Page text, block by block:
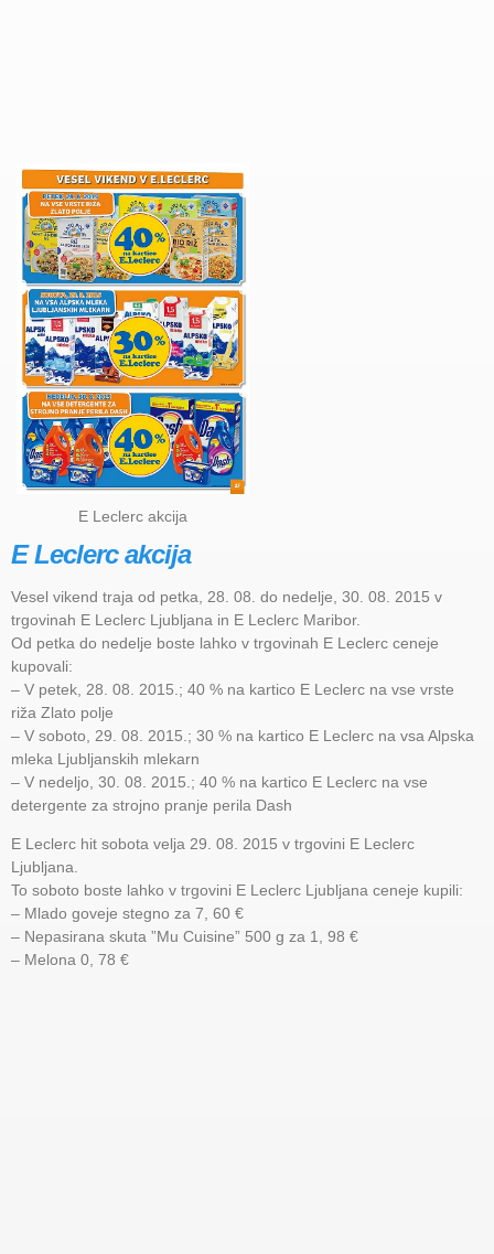
E Leclerc akcija
E Leclerc akcija
Vesel vikend traja od petka, 28. 08. do nedelje, 30. 08. 2015 v
trgovinah E Leclerc Ljubljana in E Leclerc Maribor.
Od petka do nedelje boste lahko v trgovinah E Leclerc ceneje
kupovali:
– V petek, 28. 08. 2015.; 40 % na kartico E Leclerc na vse vrste
riža Zlato polje
– V soboto, 29. 08. 2015.; 30 % na kartico E Leclerc na vsa Alpska
mleka Ljubljanskih mlekarn
– V nedeljo, 30. 08. 2015.; 40 % na kartico E Leclerc na vse
detergente za strojno pranje perila Dash
E Leclerc hit sobota velja 29. 08. 2015 v trgovini E Leclerc
Ljubljana.
To soboto boste lahko v trgovini E Leclerc Ljubljana ceneje kupili:
– Mlado goveje stegno za 7, 60 €
– Nepasirana skuta ”Mu Cuisine” 500 g za 1, 98 €
– Melona 0, 78 €